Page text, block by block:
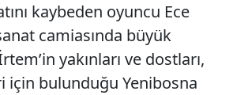
kaybeden oyuncu Ece
camiasında büyük
yakınları ve dostları,
için bulunduğu Yenibosna